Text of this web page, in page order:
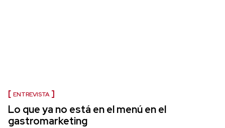
ENTREVISTA
Lo que ya no está en el menú en el
gastromarketing